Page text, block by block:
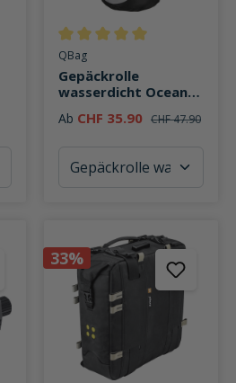
von 0 von 5 Sternen
Durchschnittliche Bewertung
QBag
Gepäckrolle
wasserdicht Ocean
Stauraum
Ab CHF 35.90 CHF 47.90
33%